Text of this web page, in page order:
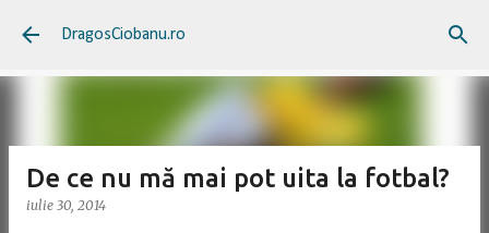
Treceți la conținutul principal
DragosCiobanu.ro
De ce nu mă mai pot uita la fotbal?
iulie 30, 2014